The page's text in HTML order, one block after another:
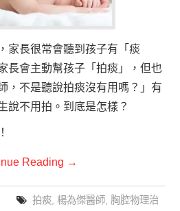
家長很常會聽到孩子有「痰
長會主動幫孩子「拍痰」，但也
，不是聽說拍痰沒有用嗎？」有
說不用拍。到底是怎樣？
Reading →
拍痰, 楊為傑醫師, 胸腔物理治